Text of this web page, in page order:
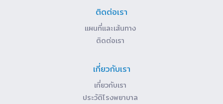
ติดต่อเรา
แผนที่และเส้นทาง
ติดต่อเรา
เกี่ยวกับเรา
เกี่ยวกับเรา
ประวัติโรงพยาบาล